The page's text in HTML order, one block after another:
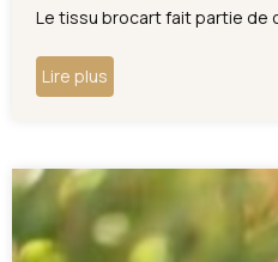
Le tissu brocart fait partie de
Lire plus